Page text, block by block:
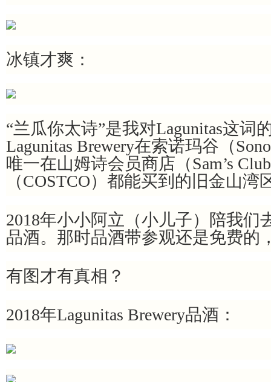
冰镇才爽：
“兰瓜你太诗”是我对Lagunitas这词
Lagunitas Brewery在索诺玛谷（
唯一在山姆诗会员商店（Sam’s
（COSTCO）都能买到的旧金山湾
2018年小小阿立（小儿子）陪我们
品酒。那时品酒带参观还是免费的
有图才有真相？
2018年Lagunitas Brewery品酒：